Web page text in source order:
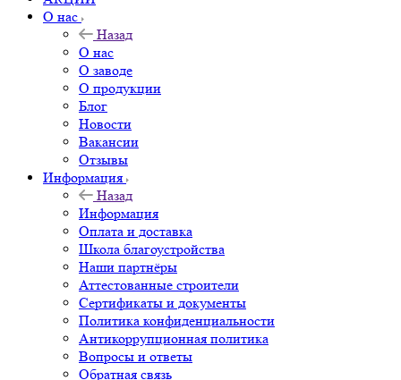
О нас
Назад
О нас
О заводе
О продукции
Блог
Новости
Вакансии
Отзывы
Информация
Назад
Информация
Оплата и доставка
Школа благоустройства
Наши партнёры
Аттестованные строители
Сертификаты и документы
Политика конфиденциальности
Антикоррупционная политика
Вопросы и ответы
Обратная связь